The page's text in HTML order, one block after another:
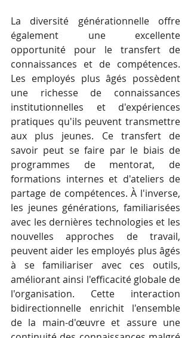
La diversité générationnelle offre
également une excellente
opportunité pour le transfert de
connaissances et de compétences.
Les employés plus âgés possèdent
une richesse de connaissances
institutionnelles et d'expériences
pratiques qu'ils peuvent transmettre
aux plus jeunes. Ce transfert de
savoir peut se faire par le biais de
programmes de mentorat, de
formations internes et d'ateliers de
partage de compétences. À l'inverse,
les jeunes générations, familiarisées
avec les dernières technologies et les
nouvelles approches de travail,
peuvent aider les employés plus âgés
à se familiariser avec ces outils,
améliorant ainsi l'efficacité globale de
l'organisation. Cette interaction
bidirectionnelle enrichit l'ensemble
de la main-d'œuvre et assure une